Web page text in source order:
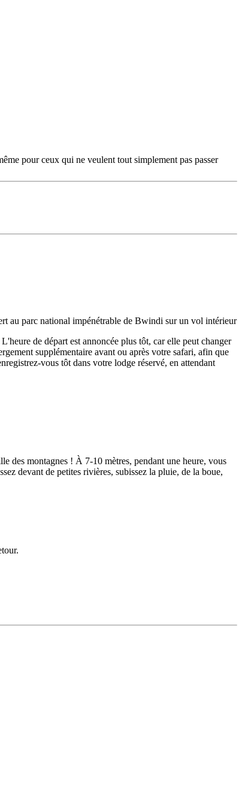
pour ceux qui ne veulent tout simplement pas passer
de départ est annoncée plus tôt, car elle peut changer
supplémentaire avant ou après votre safari, afin que
vous tôt dans votre lodge réservé, en attendant
des montagnes ! À 7-10 mètres, pendant une heure, vous
devant de petites rivières, subissez la pluie, de la boue,